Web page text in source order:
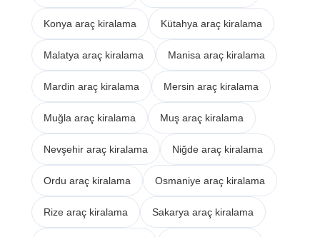
Konya araç kiralama Kütahya araç kiralama
Malatya araç kiralama Manisa araç kiralama
Mardin araç kiralama Mersin araç kiralama
Muğla araç kiralama Muş araç kiralama
Nevşehir araç kiralama Niğde araç kiralama
Ordu araç kiralama Osmaniye araç kiralama
Rize araç kiralama Sakarya araç kiralama